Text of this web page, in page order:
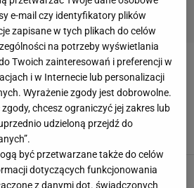
szparagowa wreszcie chrupie.
bułki tartej wrzucam ten składnik
MASŁO MIGDAŁY
4 składniki i 10 minut. Deser z
smakuje każdemu, wielu o nim
e-mail czy identyfikatory plików
zapisane w tych plikach do celów
na potrzeby wyświetlania
Twoich zainteresowań i preferencji w
i w Internecie lub personalizacji
Wyrażenie zgody jest dobrowolne.
chcesz ograniczyć jej zakres lub
udzieloną przejdź do
być przetwarzane także do celów
dotyczących funkcjonowania
z danymi dot. świadczonych